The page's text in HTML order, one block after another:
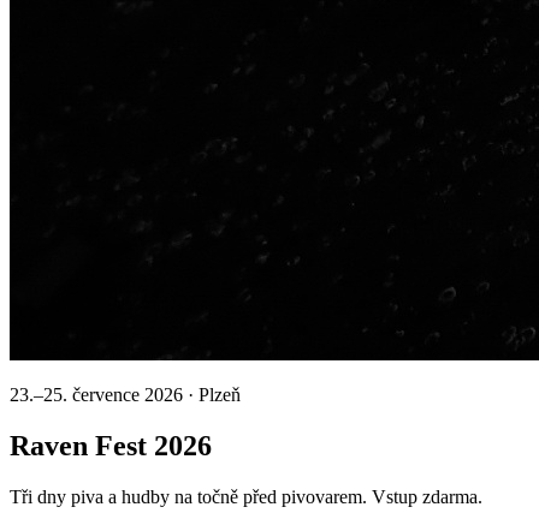
23.–25. července 2026 · Plzeň
Raven Fest 2026
Tři dny piva a hudby na točně před pivovarem. Vstup zdarma.